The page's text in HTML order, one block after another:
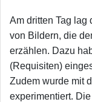
Am dritten Tag lag
von Bildern, die
erzählen. Dazu
(Requisiten)
Zudem wurde mit
experimentiert.